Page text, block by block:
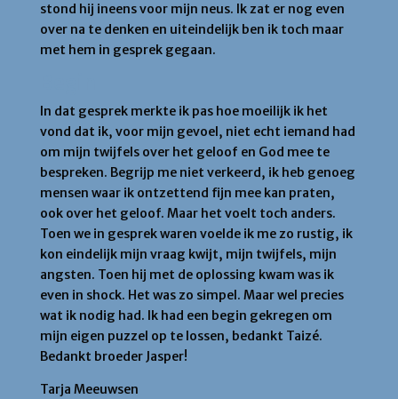
stond hij ineens voor mijn neus. Ik zat er nog even
over na te denken en uiteindelijk ben ik toch maar
met hem in gesprek gegaan.
In dat gesprek merkte ik pas hoe moeilijk ik het
vond dat ik, voor mijn gevoel, niet echt iemand had
om mijn twijfels over het geloof en God mee te
bespreken. Begrijp me niet verkeerd, ik heb genoeg
mensen waar ik ontzettend fijn mee kan praten,
ook over het geloof. Maar het voelt toch anders.
Toen we in gesprek waren voelde ik me zo rustig, ik
kon eindelijk mijn vraag kwijt, mijn twijfels, mijn
angsten. Toen hij met de oplossing kwam was ik
even in shock. Het was zo simpel. Maar wel precies
wat ik nodig had. Ik had een begin gekregen om
mijn eigen puzzel op te lossen, bedankt Taizé.
Bedankt broeder Jasper!
Tarja Meeuwsen